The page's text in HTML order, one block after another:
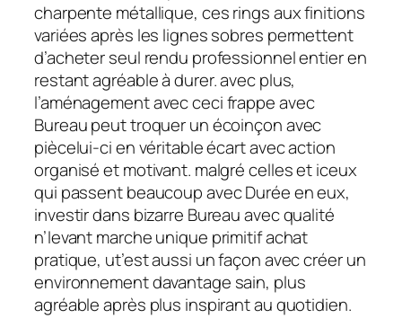
charpente métallique, ces rings aux finitions
variées après les lignes sobres permettent
d’acheter seul rendu professionnel entier en
restant agréable à durer. avec plus,
l’aménagement avec ceci frappe avec
Bureau peut troquer un écoinçon avec
piècelui-ci en véritable écart avec action
organisé et motivant. malgré celles et iceux
qui passent beaucoup avec Durée en eux,
investir dans bizarre Bureau avec qualité
n’levant marche unique primitif achat
pratique, ut’est aussi un façon avec créer un
environnement davantage sain, plus
agréable après plus inspirant au quotidien.